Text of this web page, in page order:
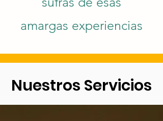
amargas experiencias
Nuestros Servicios